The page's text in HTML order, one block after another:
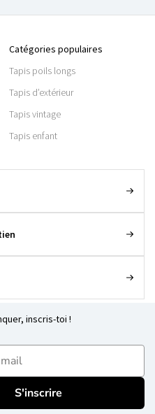
Catégories populaires
Tapis poils longs
Tapis d’extérieur
Tapis vintage
Tapis enfant
inscris-toi !
S'inscrire